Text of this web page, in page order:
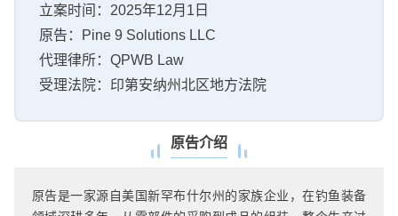
立案时间：2025年12月1日
原告：Pine 9 Solutions LLC
代理律所：QPWB Law
受理法院：印第安纳州北区地方法院
原告介绍
原告是一家源自美国新罕布什尔州的家族企业，在钓鱼装备